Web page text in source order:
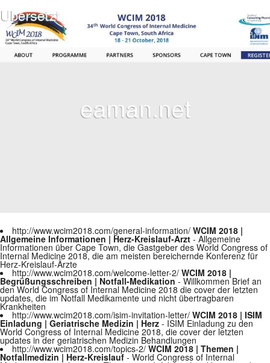
http://www.wcim2018.com/general-information/ WCIM 2018 |
Allgemeine Informationen | Herz-Kreislauf-Arzt - Allgemeine
Informationen über Cape Town, die Gastgeber des World Congress of
Internal Medicine 2018, die am meisten bereichernde Konferenz für
Herz-Kreislauf-Ärzte
http://www.wcim2018.com/welcome-letter-2/ WCIM 2018 |
Begrüßungsschreiben | Notfall-Medikation - Willkommen Brief an
den World Congress of Internal Medicine 2018 die cover der letzten
updates, die im Notfall Medikamente und nicht übertragbaren
Krankheiten
http://www.wcim2018.com/isim-invitation-letter/ WCIM 2018 | ISIM
Einladung | Geriatrische Medizin | Herz - ISIM Einladung zu den
World Congress of Internal Medicine 2018, die cover der letzten
updates in der geriatrischen Medizin Behandlungen
http://www.wcim2018.com/topics-2/ WCIM 2018 | Themen |
Notfallmedizin | Herz-Kreislauf - World Congress of Internal